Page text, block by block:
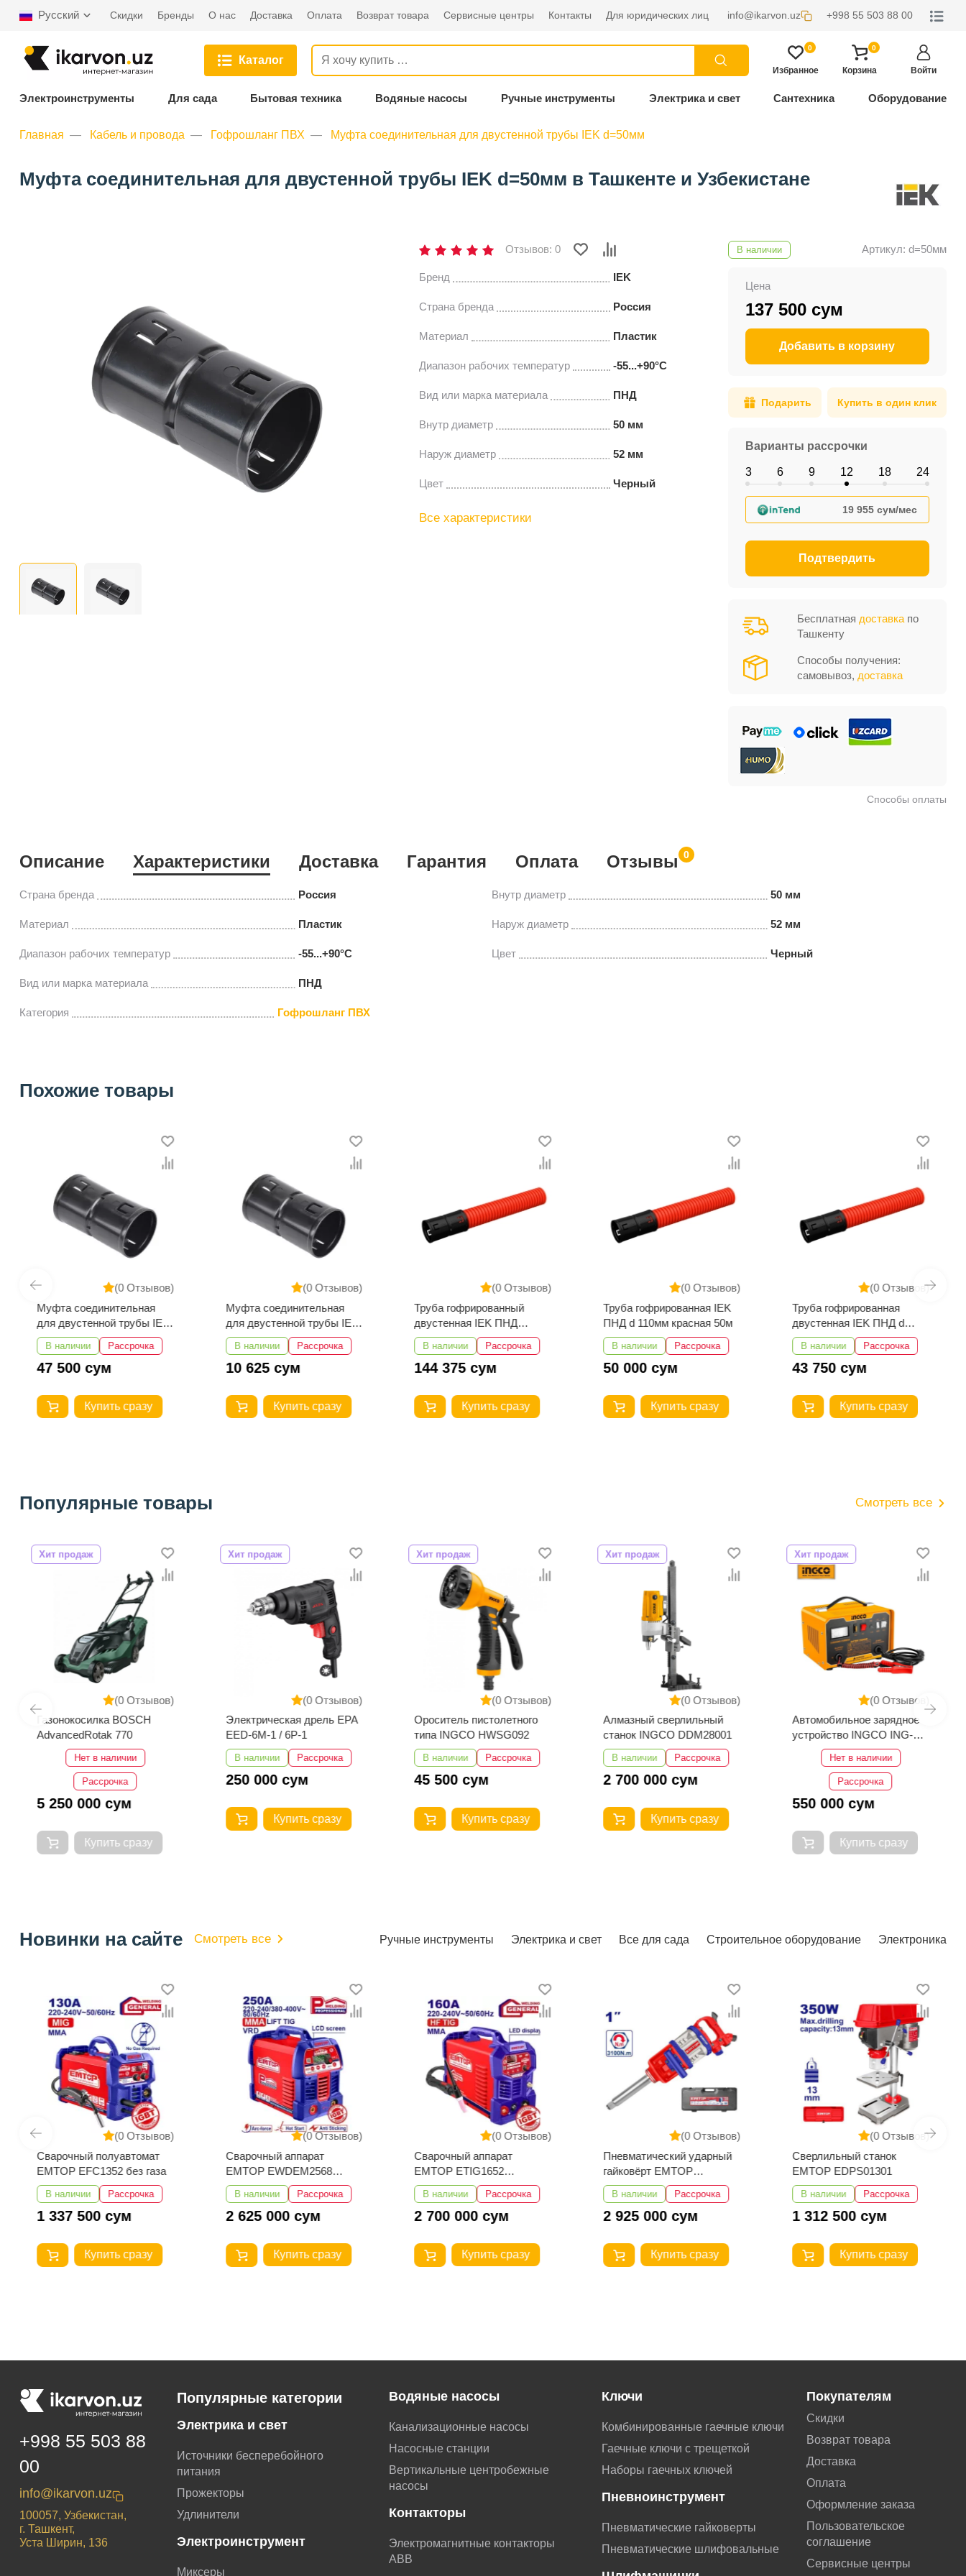
Русский Скидки Бренды О нас Доставка Оплата Возврат товара Сервисные центры Контакты Для юридических лиц info@ikarvon.uz +998 55 503 88 00
Каталог
0
Избранное
0
Корзина Войти
Электроинструменты Для сада Бытовая техника Водяные насосы Ручные инструменты Электрика и свет Сантехника Оборудование
Главная Кабель и провода Гофрошланг ПВХ Муфта соединительная для двустенной трубы IEK d=50мм
Муфта соединительная для двустенной трубы IEK d=50мм в Ташкенте и Узбекистане
Отзывов: 0
Бренд IEK
Страна бренда Россия
Материал Пластик
Диапазон рабочих температур -55...+90°C
Вид или марка материала ПНД
Внутр диаметр 50 мм
Наруж диаметр 52 мм
Цвет Черный
Все характеристики
В наличии Артикул: d=50мм
Цена
137 500 сум
Добавить в корзину
Подарить Купить в один клик
Варианты рассрочки
3 6 9 12 18 24
19 955 сум/мес
Подтвердить
Бесплатная доставкапо
Ташкенту
Способы получения:
самовывоз, доставка
Способы оплаты
Описание Характеристики Доставка Гарантия Оплата 0
Отзывы
Страна бренда Россия
Материал Пластик
Диапазон рабочих температур -55...+90°C
Вид или марка материала ПНД
Категория Гофрошланг ПВХ
Внутр диаметр 50 мм
Наруж диаметр 52 мм
Цвет Черный
Похожие товары
(0 Отзывов)
Муфта соединительная
для двустенной трубы IEK
d=75мм
В наличии Рассрочка
47 500 сум
Купить сразу
(0 Отзывов)
Муфта соединительная
для двустенной трубы IEK
d=40мм
В наличии Рассрочка
10 625 сум
Купить сразу
(0 Отзывов)
Труба гофрированный
двустенная IEK ПНД
d=200мм красная 25м
В наличии Рассрочка
144 375 сум
Купить сразу
(0 Отзывов)
Труба гофрированная IEK
ПНД d 110мм красная 50м
В наличии Рассрочка
50 000 сум
Купить сразу
(0 Отзывов)
Труба гофрированная
двустенная IEK ПНД d
90мм красная 50м
В наличии Рассрочка
43 750 сум
Купить сразу
Популярные товары Смотреть все
(0 Отзывов)
Хит продаж
Газонокосилка BOSCH
AdvancedRotak 770
Нет в наличии
Рассрочка
5 250 000 сум
Купить сразу
(0 Отзывов)
Хит продаж
Электрическая дрель EPA
EED-6M-1 / 6P-1
В наличии Рассрочка
250 000 сум
Купить сразу
(0 Отзывов)
Хит продаж
Ороситель пистолетного
типа INGCO HWSG092
В наличии Рассрочка
45 500 сум
Купить сразу
(0 Отзывов)
Хит продаж
Алмазный сверлильный
станок INGCO DDM28001
В наличии Рассрочка
2 700 000 сум
Купить сразу
(0 Отзывов)
Хит продаж
Автомобильное зарядное
устройство INGCO ING-
CB1601
Нет в наличии
Рассрочка
550 000 сум
Купить сразу
Новинки на сайте Смотреть все Ручные инструменты Электрика и свет Все для сада Строительное оборудование Электроника
(0 Отзывов)
Сварочный полуавтомат
EMTOP EFC1352 без газа
В наличии Рассрочка
1 337 500 сум
Купить сразу
(0 Отзывов)
Сварочный аппарат
EMTOP EWDEM2568
MMA/TIG Lift
В наличии Рассрочка
2 625 000 сум
Купить сразу
(0 Отзывов)
Сварочный аппарат
EMTOP ETIG1652
TIG/MMA
В наличии Рассрочка
2 700 000 сум
Купить сразу
(0 Отзывов)
Пневматический ударный
гайковёрт EMTOP
EATL013101
В наличии Рассрочка
2 925 000 сум
Купить сразу
(0 Отзывов)
Сверлильный станок
EMTOP EDPS01301
В наличии Рассрочка
1 312 500 сум
Купить сразу
+998 55 503 88
00
info@ikarvon.uz
100057, Узбекистан,
г. Ташкент,
Уста Ширин, 136
Популярные категории
Электрика и свет
Источники бесперебойного
питания
Прожекторы
Удлинители
Электроинструмент
Миксеры
Водяные насосы
Канализационные насосы
Насосные станции
Вертикальные центробежные
насосы
Контакторы
Электромагнитные контакторы
АВВ
Ключи
Комбинированные гаечные ключи
Гаечные ключи с трещеткой
Наборы гаечных ключей
Пневноинструмент
Пневматические гайковерты
Пневматические шлифовальные
Покупателям
Скидки
Возврат товара
Доставка
Оплата
Оформление заказа
Пользовательское
соглашение
Сервисные центры